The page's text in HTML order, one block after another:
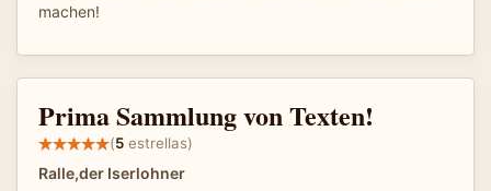
machen!
Prima Sammlung von Texten!
(5 estrellas)
Ralle,der Iserlohner